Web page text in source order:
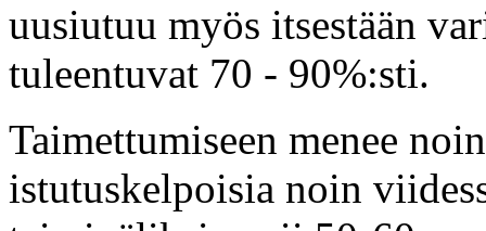
uusiutuu myös itsestään
tuleentuvat 70 - 90%:sti.
Taimettumiseen menee
istutuskelpoisia noin